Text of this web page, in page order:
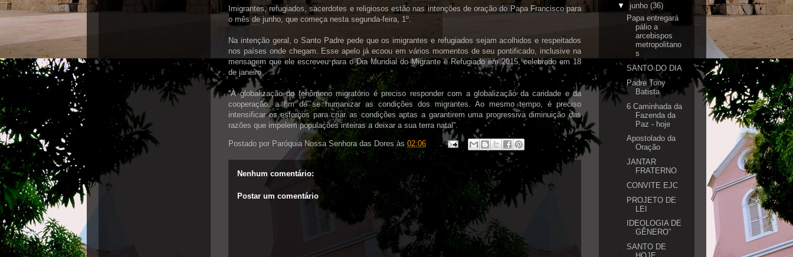
Imigrantes, refugiados, sacerdotes e religiosos estão nas intenções de oração do Papa Francisco para
o mês de junho, que começa nesta segunda-feira, 1º.
Na intenção geral, o Santo Padre pede que os imigrantes e refugiados sejam acolhidos e respeitados
nos países onde chegam. Esse apelo já ecoou em vários momentos de seu pontificado, inclusive na
mensagem que ele escreveu para o Dia Mundial do Migrante e Refugiado em 2015, celebrado em 18
de janeiro.
“À globalização do fenômeno migratório é preciso responder com a globalização da caridade e da
cooperação, a fim de se humanizar as condições dos migrantes. Ao mesmo tempo, é preciso
intensificar os esforços para criar as condições aptas a garantirem uma progressiva diminuição das
razões que impelem populações inteiras a deixar a sua terra natal”.
Postado por Paróquia Nossa Senhora das Dores às 02:06
Nenhum comentário:
Postar um comentário
▼ junho (36)
Papa entregará
pálio a
arcebispos
metropolitano
s
SANTO DO DIA
Padre Tony
Batista
6 Caminhada da
Fazenda da
Paz - hoje
Apostolado da
Oração
JANTAR
FRATERNO
CONVITE EJC
PROJETO DE
LEI
IDEOLOGIA DE
GÊNERO”
SANTO DE